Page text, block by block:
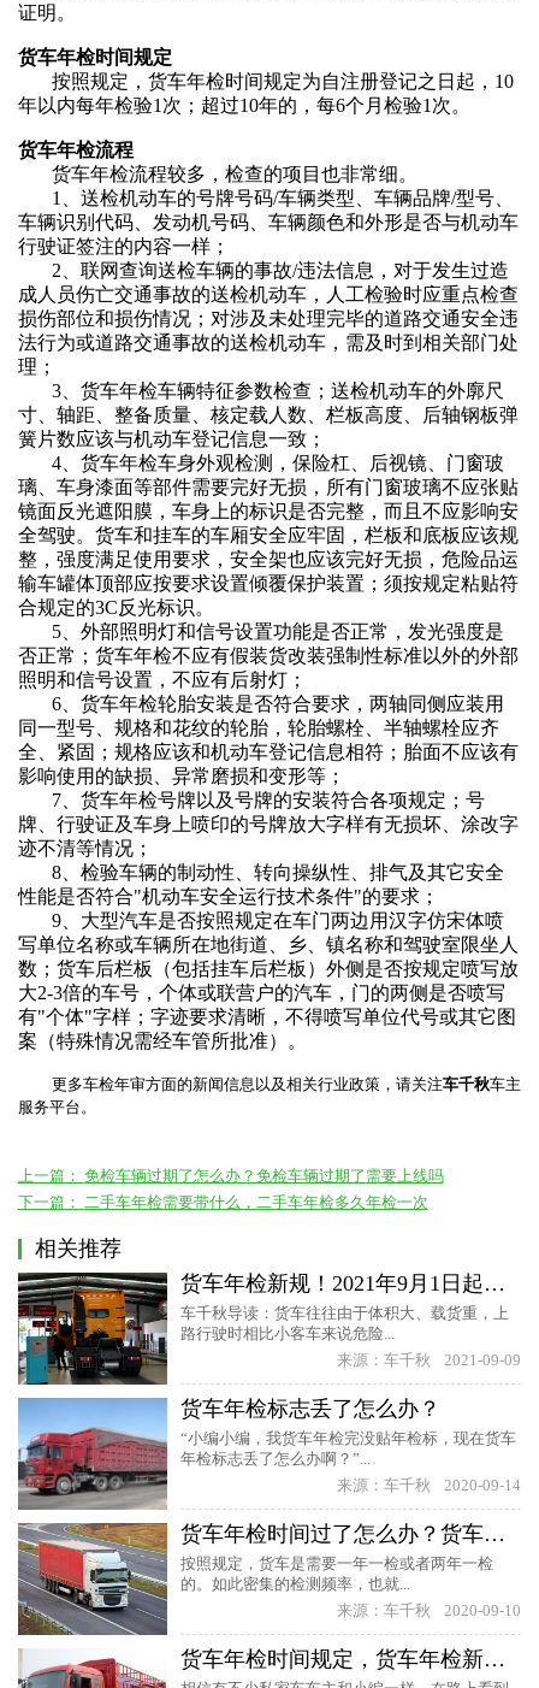
证明。
货车年检时间规定
按照规定，货车年检时间规定为自注册登记之日起， 10
年以内每年检验1次；超过10年的，每6个月检验1次。
货车年检流程
货车年检流程较多，检查的项目也非常细。
1、送检机动车的号牌号码/车辆类型、车辆品牌/型号、
车辆识别代码、发动机号码、车辆颜色和外形是否与机动车
行驶证签注的内容一样；
2、联网查询送检车辆的事故/违法信息，对于发生过造
成人员伤亡交通事故的送检机动车，人工检验时应重点检查
损伤部位和损伤情况；对涉及未处理完毕的道路交通安全违
法行为或道路交通事故的送检机动车，需及时到相关部门处
理；
3、 货车年检车辆特征参数检查；送检机动车的外廓尺
寸、轴距、整备质量、核定载人数、栏板高度、后轴钢板弹
簧片数应该与机动车登记信息一致；
4、 货车年检车身外观检测，保险杠、后视镜、门窗玻
璃、车身漆面等部件需要完好无损，所有门窗玻璃不应张贴
镜面反光遮阳膜，车身上的标识是否完整，而且不应影响安
全驾驶。货车和挂车的车厢安全应牢固，栏板和底板应该规
整，强度满足使用要求，安全架也应该完好无损，危险品运
输车罐体顶部应按要求设置倾覆保护装置；须按规定粘贴符
合规定的3C反光标识。
5、外部照明灯和信号设置功能是否正常，发光强度是
否正常； 货车年检不应有假装货改装强制性标准以外的外部
照明和信号设置，不应有后射灯；
6、 货车年检轮胎安装是否符合要求，两轴同侧应装用
同一型号、规格和花纹的轮胎，轮胎螺栓、半轴螺栓应齐
全、紧固；规格应该和机动车登记信息相符；胎面不应该有
影响使用的缺损、异常磨损和变形等；
7、 货车年检号牌以及号牌的安装符合各项规定；号
牌、行驶证及车身上喷印的号牌放大字样有无损坏、涂改字
迹不清等情况；
8、检验车辆的制动性、转向操纵性、排气及其它安全
性能是否符合"机动车安全运行技术条件"的要求；
9、大型汽车是否按照规定在车门两边用汉字仿宋体喷
写单位名称或车辆所在地街道、乡、镇名称和驾驶室限坐人
数；货车后栏板（包括挂车后栏板）外侧是否按规定喷写放
大2-3倍的车号，个体或联营户的汽车，门的两侧是否喷写
有"个体"字样；字迹要求清晰，不得喷写单位代号或其它图
案（特殊情况需经车管所批准）。
更多车检年审方面的新闻信息以及相关行业政策，请关注车千秋车主
服务平台。
上一篇： 免检车辆过期了怎么办？免检车辆过期了需要上线吗
下一篇： 二手车年检需要带什么，二手车年检多久年检一次
相关推荐
货车年检新规！2021年9月1日起，全国统一实施货车年检称重
车千秋导读：货车往往由于体积大、载货重，上
路行驶时相比小客车来说危险...
来源：车千秋
2021-09-09
货车年检标志丢了怎么办？
“小编小编，我货车年检完没贴年检标，现在货车
年检标志丢了怎么办啊？”...
来源：车千秋
2020-09-14
货车年检时间过了怎么办？货车年检可以延期多久
按照规定，货车是需要一年一检或者两年一检
的。如此密集的检测频率，也就...
来源：车千秋
2020-09-10
货车年检时间规定，货车年检新规2020年新规定